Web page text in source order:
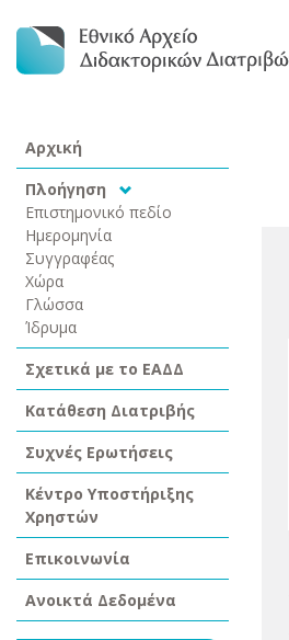
Αρχική
Πλοήγηση
Επιστημονικό πεδίο
Ημερομηνία
Συγγραφέας
Χώρα
Γλώσσα
Ίδρυμα
Σχετικά με το ΕΑΔΔ
Κατάθεση Διατριβής
Συχνές Ερωτήσεις
Κέντρο Υποστήριξης
Χρηστών
Επικοινωνία
Ανοικτά Δεδομένα